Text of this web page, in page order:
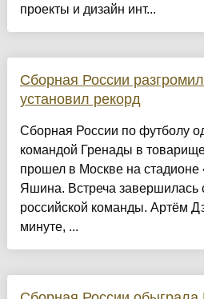
проекты и дизайн инт...
Сборная России
установил рекорд
Сборная России по футболу
командой Гренады в
прошел в Москве на
Яшина. Встреча завершилась
российской команды. Артём
минуте, ...